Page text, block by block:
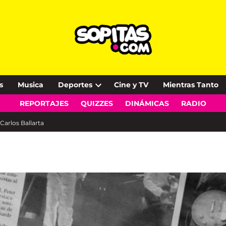
Musica Deportes
Open
dropdown
Cine y TV Mientras Tanto
REPORTAJES QUIZZES DINÁMICAS RADIO
Ballarta